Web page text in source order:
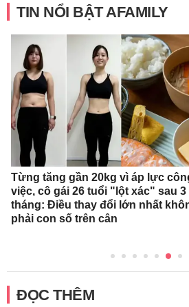
TIN NỔI BẬT AFAMILY
Từng tăng gần 20kg vì áp lực
việc, cô gái 26 tuổi "lột xác" sau 3
tháng: Điều thay đổi lớn nhất
phải con số trên cân
ĐỌC THÊM